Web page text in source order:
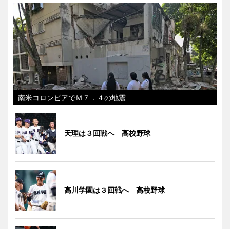
南米コロンビアでＭ７．４の地震
天理は３回戦へ 高校野球
高川学園は３回戦へ 高校野球